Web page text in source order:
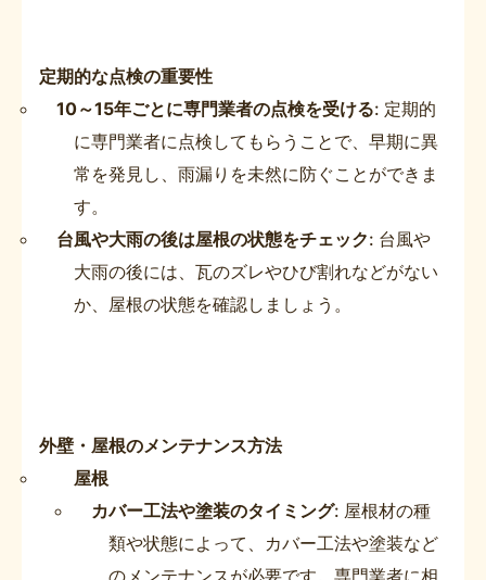
定期的な点検の重要性
10～15年ごとに専門業者の点検を受ける: 定期的
に専門業者に点検してもらうことで、早期に異
常を発見し、雨漏りを未然に防ぐことができま
す。
台風や大雨の後は屋根の状態をチェック: 台風や
大雨の後には、瓦のズレやひび割れなどがない
か、屋根の状態を確認しましょう。
外壁・屋根のメンテナンス方法
屋根
カバー工法や塗装のタイミング: 屋根材の種
類や状態によって、カバー工法や塗装など
のメンテナンスが必要です。専門業者に相